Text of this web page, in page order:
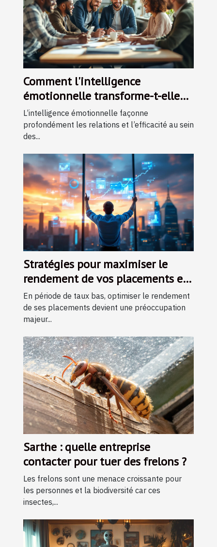
Comment l'intelligence
émotionnelle transforme-t-elle
les dynamiques de travail ?
L’intelligence émotionnelle façonne
profondément les relations et l’efficacité au sein
des...
Stratégies pour maximiser le
rendement de vos placements en
période de taux bas
En période de taux bas, optimiser le rendement
de ses placements devient une préoccupation
majeur...
Sarthe : quelle entreprise
contacter pour tuer des frelons ?
Les frelons sont une menace croissante pour
les personnes et la biodiversité car ces
insectes,...